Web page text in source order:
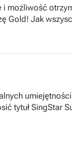
Gold! Jak
tytuł SingStar